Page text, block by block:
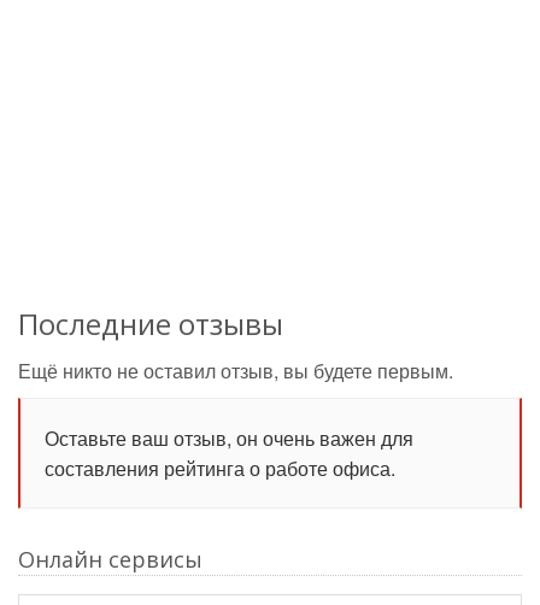
Последние отзывы
Ещё никто не оставил отзыв, вы будете первым.
Оставьте ваш отзыв, он очень важен для
составления рейтинга о работе офиса.
Онлайн сервисы